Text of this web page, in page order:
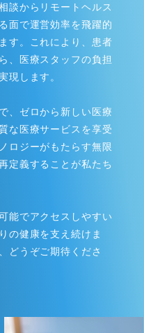
談からリモートヘルス
面で運営効率を飛躍的
す。これにより、患者
、医療スタッフの負担
現します。
、ゼロから新しい医療
な医療サービスを享受
ロジーがもたらす無限
定義することが私たち
能でアクセスしやすい
の健康を支え続けま
どうぞご期待くださ